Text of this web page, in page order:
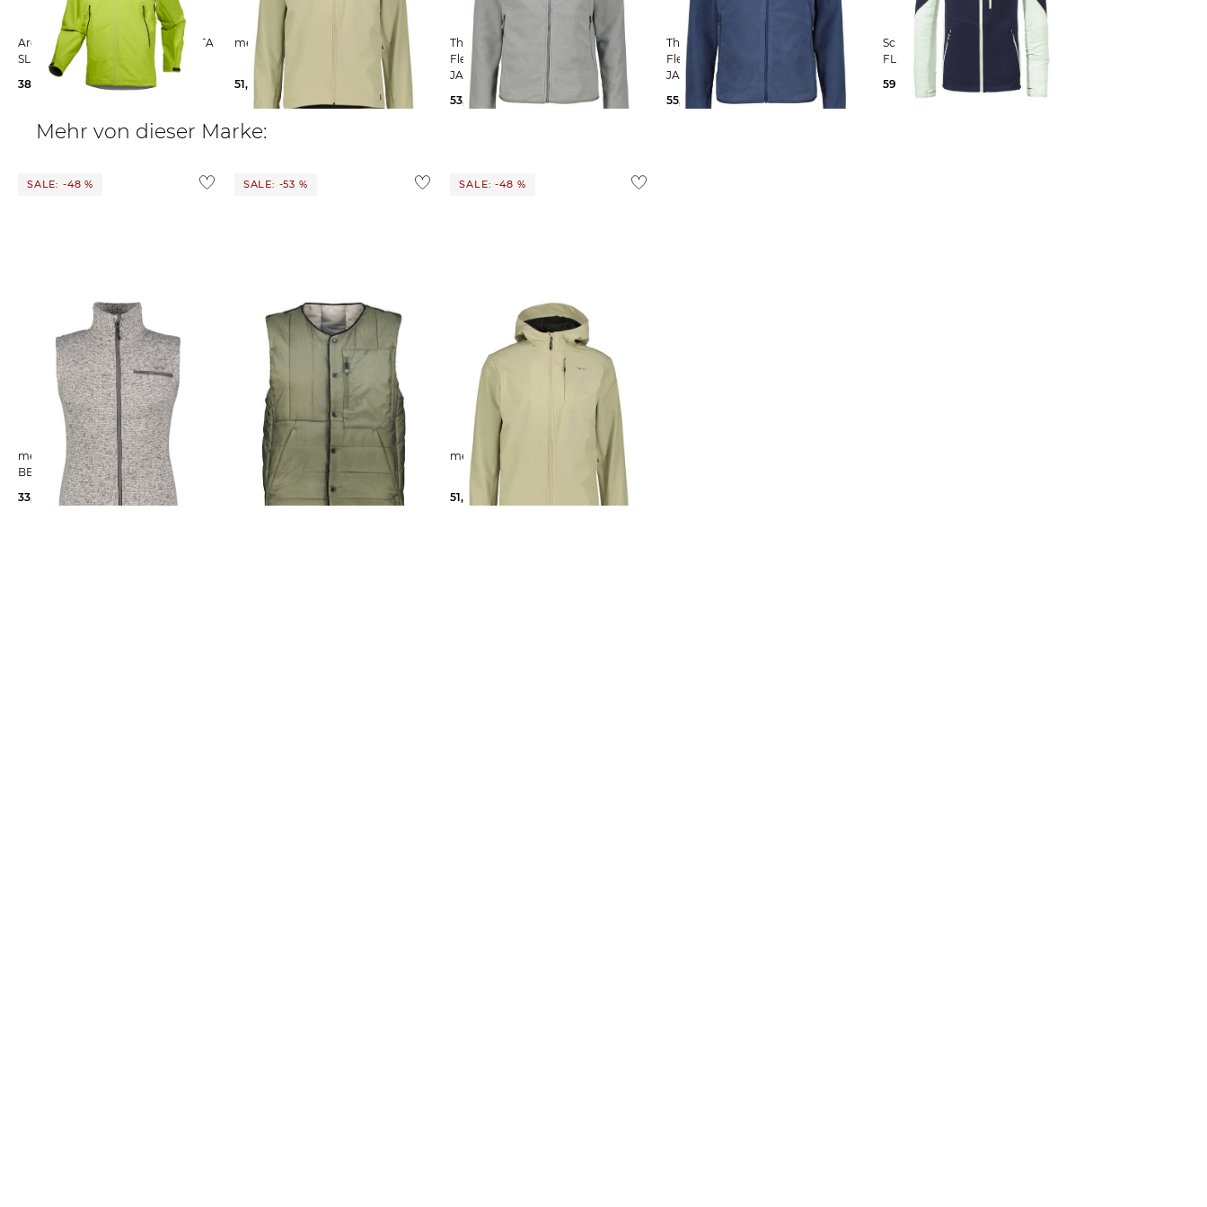
Arcteryx | Herren Regenjacke BETA
SL
382,49 €
500,00 €
meru | Herren Bergjacke NANCY
51,75 € 99,95 €
The North Face | Herren
Fleecejacke GLACIER FLEECE
JACKET
53,69 €
90,00 €
The North Face | Herren
Fleecejacke GLACIER FLEECE
JACKET
55,95 €
90,00 €
Schöffel | Herren Fleecejacke
FLEECE JACKET LODRON M
59,99 €
119,95 €
Mehr von dieser Marke:
SALE: -48 %
meru | Herren Fleeceweste
BERGEN
33,45 €
64,95 €
SALE: -53 %
meru | Herren Wendeweste
MANGUALDE
32,99 €
69,95 €
SALE: -48 %
meru | Herren Bergjacke NANCY
51,75 €